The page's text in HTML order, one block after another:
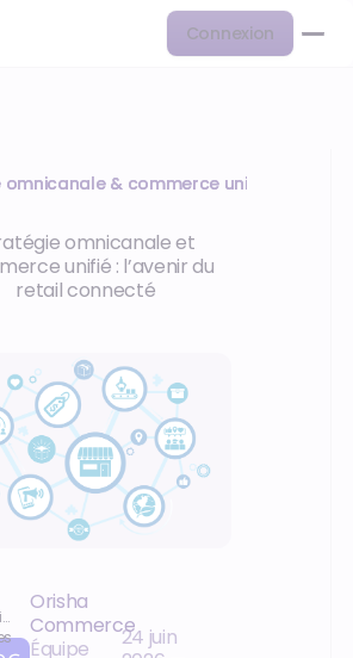
Connexion
& commerce unifié
omnicanale et
unifié : l’avenir du
retail connecté
Orisha
Commerce
Équipe
24 juin